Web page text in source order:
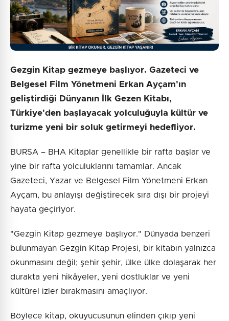
Gezgin Kitap gezmeye başlıyor. Gazeteci ve
Belgesel Film Yönetmeni Erkan Ayçam'ın
geliştirdiği Dünyanın İlk Gezen Kitabı,
Türkiye'den başlayacak yolculuğuyla kültür ve
turizme yeni bir soluk getirmeyi hedefliyor.
BURSA – BHA Kitaplar genellikle bir rafta başlar ve
yine bir rafta yolculuklarını tamamlar. Ancak
Gazeteci, Yazar ve Belgesel Film Yönetmeni Erkan
Ayçam, bu anlayışı değiştirecek sıra dışı bir projeyi
hayata geçiriyor.
"Gezgin Kitap gezmeye başlıyor." Dünyada benzeri
bulunmayan Gezgin Kitap Projesi, bir kitabın yalnızca
okunmasını değil; şehir şehir, ülke ülke dolaşarak her
durakta yeni hikâyeler, yeni dostluklar ve yeni
kültürel izler bırakmasını amaçlıyor.
Böylece kitap, okuyucusunun elinden çıkıp yeni